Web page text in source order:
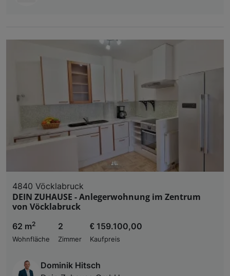
4840 Vöcklabruck
DEIN ZUHAUSE - Anlegerwohnung im Zentrum
von Vöcklabruck
62 m2
Wohnfläche
2
Zimmer
€ 159.100,00
Kaufpreis
Dominik Hitsch